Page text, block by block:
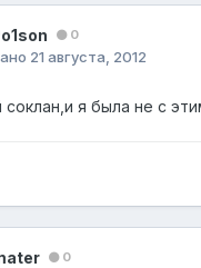
0
21 августа, 2012
я была не с
0